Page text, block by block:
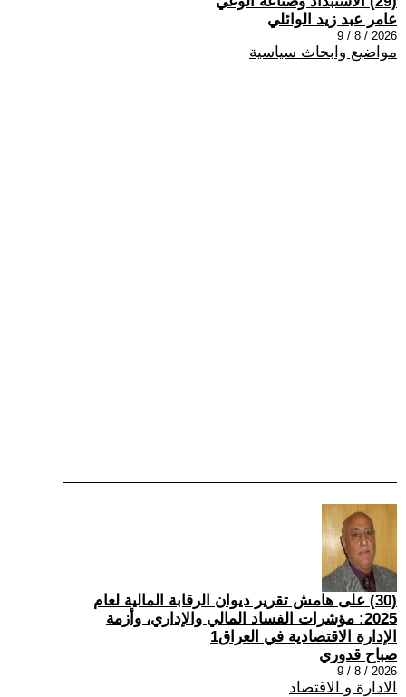
عامر عبد زيد الوائلي
2026 / 8 / 9
مواضيع وابحاث سياسية
(30) على هامش تقرير ديوان الرقابة المالية لعام
2025: مؤشرات الفساد المالي والإداري، وأزمة
الإدارة الاقتصادية في العراق1
صباح قدوري
2026 / 8 / 9
الادارة و الاقتصاد